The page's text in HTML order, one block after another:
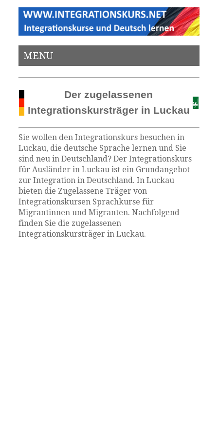
MENU
Der zugelassenen
Integrationskursträger in Luckau
Sie wollen den Integrationskurs besuchen in
Luckau, die deutsche Sprache lernen und Sie
sind neu in Deutschland? Der Integrationskurs
für Ausländer in Luckau ist ein Grundangebot
zur Integration in Deutschland. In Luckau
bieten die Zugelassene Träger von
Integrationskursen Sprachkurse für
Migrantinnen und Migranten. Nachfolgend
finden Sie die zugelassenen
Integrationskursträger in Luckau.